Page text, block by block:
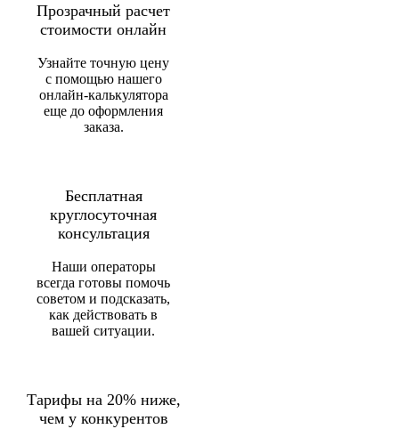
Прозрачный расчет
стоимости онлайн
Узнайте точную цену
с помощью нашего
онлайн-калькулятора
еще до оформления
заказа.
Бесплатная
круглосуточная
консультация
Наши операторы
всегда готовы помочь
советом и подсказать,
как действовать в
вашей ситуации.
Тарифы на 20% ниже,
чем у конкурентов